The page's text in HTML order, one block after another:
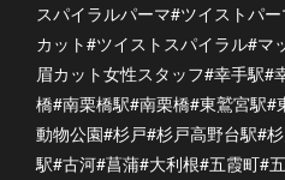
スパイラルパーマ#ツイストパ
カット#ツイストスパイラル#マ
眉カット女性スタッフ#幸手駅#
橋#南栗橋駅#南栗橋#東鷲宮駅
動物公園#杉戸#杉戸高野台駅#
駅#古河#菖蒲#大利根#五霞町#